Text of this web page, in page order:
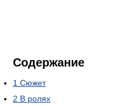
Содержание
1 Сюжет
2 В ролях